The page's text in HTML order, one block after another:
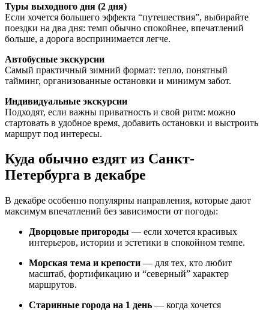
Туры выходного дня (2 дня)
Если хочется большего эффекта “путешествия”, выбирайте
поездки на два дня: темп обычно спокойнее, впечатлений
больше, а дорога воспринимается легче.
Автобусные экскурсии
Самый практичный зимний формат: тепло, понятный
тайминг, организованные остановки и минимум забот.
Индивидуальные экскурсии
Подходят, если важны приватность и свой ритм: можно
стартовать в удобное время, добавить остановки и выстроить
маршрут под интересы.
Куда обычно ездят из Санкт-
Петербурга в декабре
В декабре особенно популярны направления, которые дают
максимум впечатлений без зависимости от погоды:
Дворцовые пригороды — если хочется красивых
интерьеров, истории и эстетики в спокойном темпе.
Морская тема и крепости — для тех, кто любит
масштаб, фортификацию и “северный” характер
маршрутов.
Старинные города на 1 день — когда хочется